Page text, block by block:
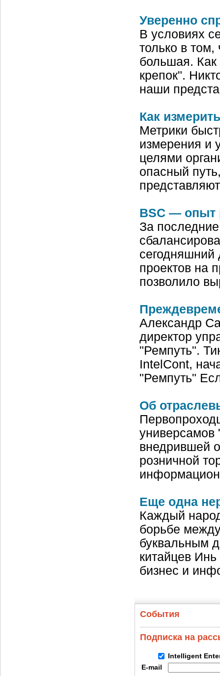
Уверенно
В условиях
только в
большая. Как
крепок".
наши
Как
Метрики
измерения и
целями
опасный
BSC — опыт
За
сегодняшний
проектов на
позволило
Александр
директор
"Ремпуть".
IntelCont,
"Ремпуть"
Об
универсамов
внедрившей
розничной
Еще одна
Каждый
борьбе
буквальным
китайцев Инь
бизнес и
События
Подписка на
Intelligent
E-mail